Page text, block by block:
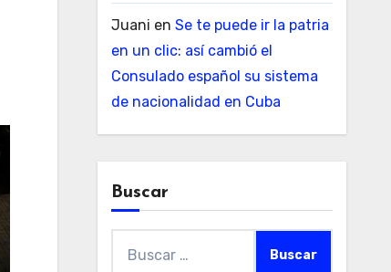
Juani en Se te puede ir la patria
en un clic: así cambió el
Consulado español su sistema
de nacionalidad en Cuba
Buscar